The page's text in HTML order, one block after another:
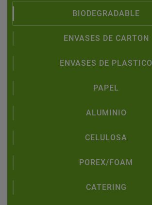
BIODEGRADABLE
ENVASES DE CARTON
ENVASES DE PLASTICO
PAPEL
ALUMINIO
CELULOSA
POREX/FOAM
CATERING